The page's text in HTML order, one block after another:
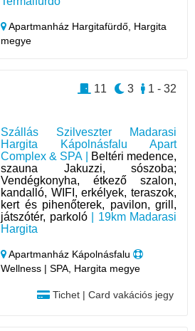
Apartmanház Hargitafürdő, Hargita
megye
Szállás Szilveszter Madarasi
Hargita Kápolnásfalu Apart
Complex & SPA |
Beltéri medence,
szauna Jakuzzi, sószoba;
Vendégkonyha, étkező szalon,
kandalló, WIFI, erkélyek, teraszok,
kert és pihenőterek, pavilon, grill,
játszótér, parkoló| 19km Madarasi
Hargita
Apartmanház Kápolnásfalu
Wellness | SPA, Hargita megye
Tichet | Card vakációs jegy
1 - 32
3
11